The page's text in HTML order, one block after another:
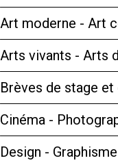
Art moderne - Art
Arts vivants - Arts
Brèves de stage
Cinéma -
Design - Graphisme